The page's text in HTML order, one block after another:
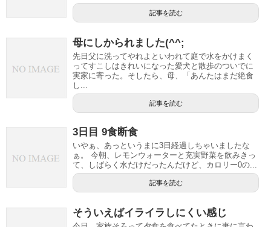
記事を読む
母にしかられました(^^;
先日父に洗ってやれよといわれて庭で水をかけまく
ってすこしはきれいになった愛犬と散歩のついでに
実家に寄った。そしたら、母、「あんたはまだ絶食
し...
記事を読む
3日目 9食断食
いやぁ、あっというまに3日経過しちゃいましたな
ぁ。 今朝、レモンウォーターと充実野菜を飲みきっ
て、しばらく水だけだったんだけど、カロリー0の...
記事を読む
そういえばイライラしにくい感じ